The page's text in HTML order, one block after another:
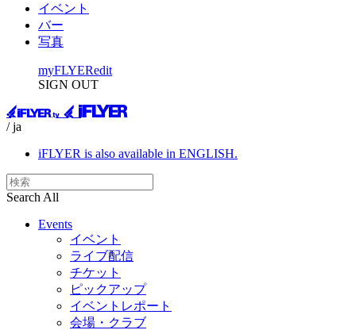
イベント
バー
写真
myFLYERedit
SIGN OUT
/ ja
iFLYER is also available in ENGLISH.
Search All
Events
イベント
ライブ配信
チケット
ピックアップ
イベントレポート
会場・クラブ